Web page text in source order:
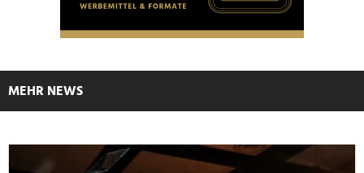
MEHR NEWS